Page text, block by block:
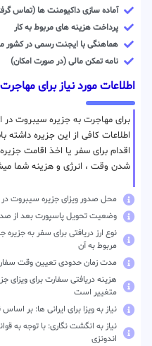
آماده سازی داکیومنت ها (تماس
پرداخت هزینه های مربوط به کار
هماهنگی با ایجنت رسمی در کشور
نامه تمکن مالی (در صورت امکان)
اطلاعات مورد نیاز برای
برای مهاجرت به جزیره سیبروت در
اطلاعات کافی از این جزیره داشته
اقدام برای سفر یا اخذ اقامت
شدن وقت ، انرژی و هزینه شما
محل صدور ویزای جزیره سیبروت
وضعیت تحویل پاسپورت بعد از
نوع ارز دریافتی برای سفر به
مربوط به آن
مدت زمان حدودی تعیین وقت سفارت ویزای
هزینه دریافتی سفارت برای ویزای
متغییر است
نیاز به ویزا برای ایرانی ها: بر
نیاز به انگشت نگاری: با توجه به
اندونزی